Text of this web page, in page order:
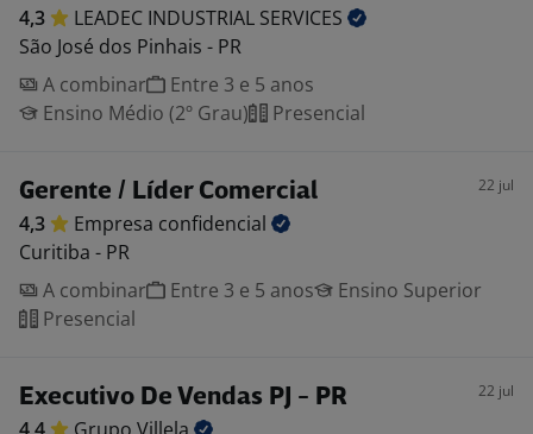
4,3 LEADEC INDUSTRIAL SERVICES
São José dos Pinhais - PR
A combinar
Entre 3 e 5 anos
Ensino Médio (2º Grau)
Presencial
Gerente / Líder Comercial 22 jul
4,3 Empresa confidencial
Curitiba - PR
A combinar
Entre 3 e 5 anos
Ensino Superior
Presencial
Executivo De Vendas PJ - PR 22 jul